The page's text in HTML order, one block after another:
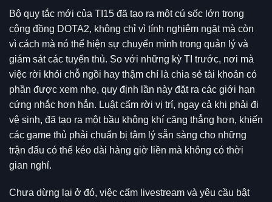
Bộ quy tắc mới của TI15 đã tạo ra một cú sốc lớn trong
cộng đồng DOTA2, không chỉ vì tính nghiêm ngặt mà còn
vì cách mà nó thể hiện sự chuyển mình trong quản lý và
giám sát các tuyển thủ. So với những kỳ TI trước, nơi mà
việc rời khỏi chỗ ngồi hay thậm chí là chia sẻ tài khoản có
phần được xem nhẹ, quy định lần này đặt ra các giới hạn
cứng nhắc hơn hẳn. Luật cấm rời vị trí, ngay cả khi phải đi
vệ sinh, đã tạo ra một bầu không khí căng thẳng hơn, khiến
các game thủ phải chuẩn bị tâm lý sẵn sàng cho những
trận đấu có thể kéo dài hàng giờ liền mà không có thời
gian nghỉ.
Chưa dừng lại ở đó, việc cấm livestream và yêu cầu bật